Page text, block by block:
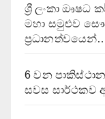
ශ්‍රී ලංකා ඖෂධ
මහා සමුළුව
6 වන පාකිස්ථාන
සවස සාර්ථකව